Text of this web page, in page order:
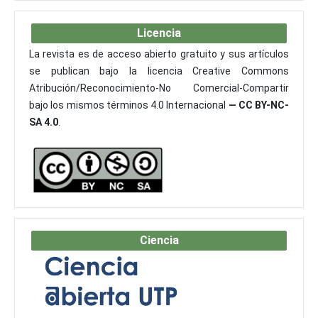
Licencia
La revista es de acceso abierto gratuito y sus artículos
se publican bajo la licencia Creative Commons
Atribución/Reconocimiento-No Comercial-Compartir
bajo los mismos términos 4.0 Internacional — CC BY-NC-
SA 4.0
Ciencia